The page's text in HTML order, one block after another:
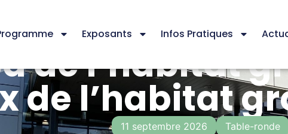
Exposants Infos Pratiques
de l’habitat
de l’habitat
11 septembre 2026 Table-ronde